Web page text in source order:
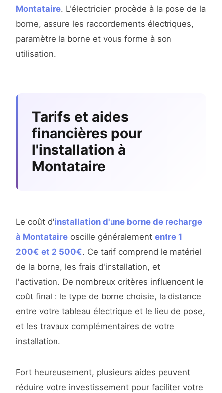
Montataire. L'électricien procède à la pose de la
borne, assure les raccordements électriques,
paramètre la borne et vous forme à son
utilisation.
Tarifs et aides
financières pour
l'installation à
Montataire
Le coût d'installation d'une borne de recharge
à Montataire oscille généralement entre 1
200€ et 2 500€. Ce tarif comprend le matériel
de la borne, les frais d'installation, et
l'activation. De nombreux critères influencent le
coût final : le type de borne choisie, la distance
entre votre tableau électrique et le lieu de pose,
et les travaux complémentaires de votre
installation.
Fort heureusement, plusieurs aides peuvent
réduire votre investissement pour faciliter votre